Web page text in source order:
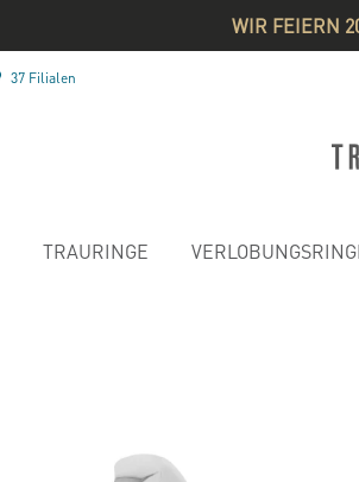
WIR FEIERN
37 Filialen
TRAURINGE